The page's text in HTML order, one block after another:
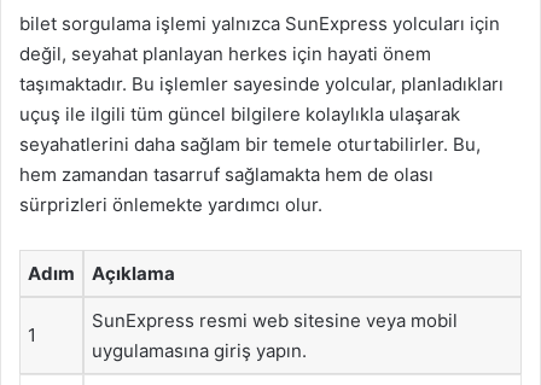
bilet sorgulama işlemi yalnızca SunExpress yolcuları için
değil, seyahat planlayan herkes için hayati önem
taşımaktadır. Bu işlemler sayesinde yolcular, planladıkları
uçuş ile ilgili tüm güncel bilgilere kolaylıkla ulaşarak
seyahatlerini daha sağlam bir temele oturtabilirler. Bu,
hem zamandan tasarruf sağlamakta hem de olası
sürprizleri önlemekte yardımcı olur.
Adım Açıklama
1
SunExpress resmi web sitesine veya mobil
uygulamasına giriş yapın.